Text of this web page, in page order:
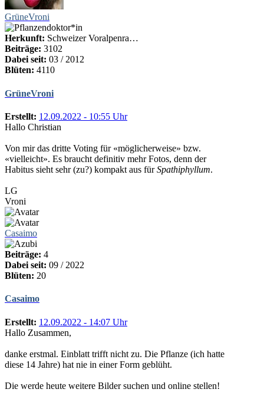
GrüneVroni
Herkunft: Schweizer Voralpenra…
Beiträge: 3102
Dabei seit: 03 / 2012
Blüten: 4110
GrüneVroni
Erstellt: 12.09.2022 - 10:55 Uhr
Hallo Christian
Von mir das dritte Voting für «möglicherweise» bzw.
«vielleicht». Es braucht definitiv mehr Fotos, denn der
Habitus sieht sehr (zu?) kompakt aus fürSpathiphyllum.
LG
Vroni
Casaimo
Beiträge: 4
Dabei seit: 09 / 2022
Blüten: 20
Casaimo
Erstellt: 12.09.2022 - 14:07 Uhr
Hallo Zusammen,
danke erstmal. Einblatt trifft nicht zu. Die Pflanze (ich hatte
diese 14 Jahre) hat nie in einer Form geblüht.
Die werde heute weitere Bilder suchen und online stellen!